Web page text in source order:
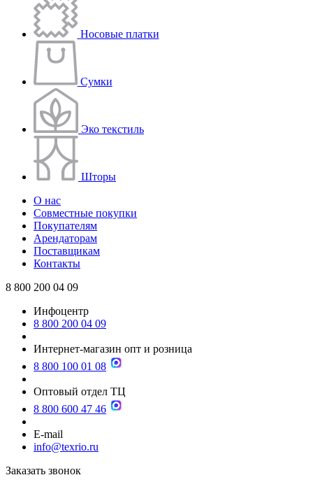
Носовые платки
Сумки
Эко текстиль
Шторы
О нас
Совместные покупки
Покупателям
Арендаторам
Поставщикам
Контакты
8 800 200 04 09
Инфоцентр
8 800 200 04 09
Интернет-магазин опт и розница
8 800 100 01 08
Оптовый отдел ТЦ
8 800 600 47 46
E-mail
info@texrio.ru
Заказать звонок